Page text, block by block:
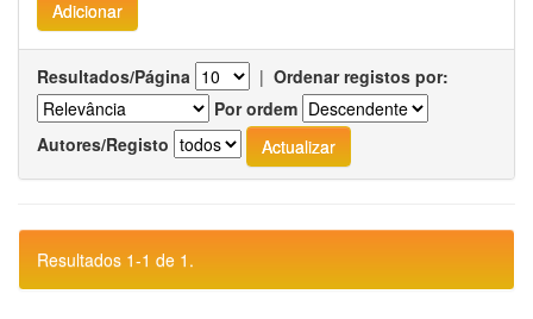
Resultados/Página | Ordenar registos por:
Por ordem
Autores/Registo
Resultados 1-1 de 1.